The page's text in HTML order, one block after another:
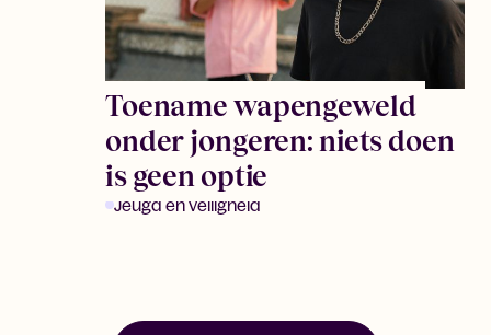
Toename wapengeweld
onder jongeren: niets doen
is geen optie
Jeugd en veiligheid